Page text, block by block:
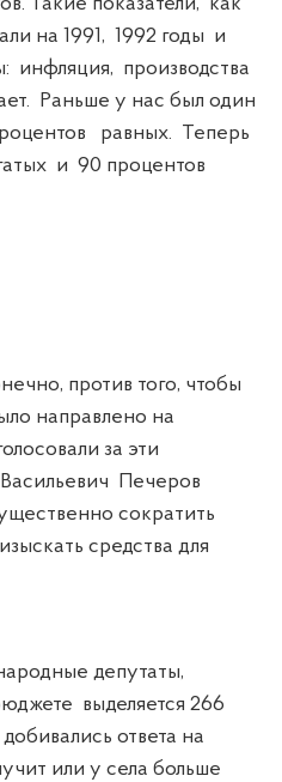
на 1991, 1992 годы и
инфляция, производства
Раньше у нас был один
равных. Теперь
и 90 процентов
против того, чтобы
направлено на
за эти
Печеров
сократить
средства для
депутаты,
выделяется 266
ответа на
или у села больше